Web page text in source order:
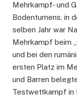
Mehrkampf- und
Bodenturnens, in
selben Jahr war
Mehrkampf beim
und bei den
ersten Platz im
und Barren
Testwettkampf in